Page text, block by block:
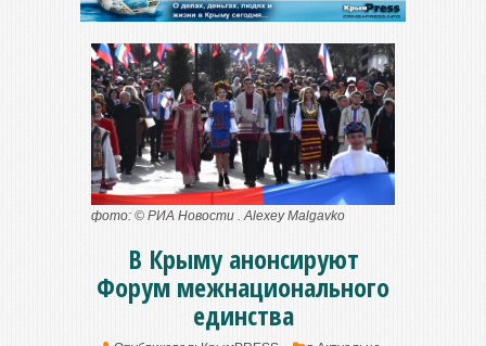
фото: © РИА Новости . Alexey Malgavko
В Крыму анонсируют
Форум межнационального
единства